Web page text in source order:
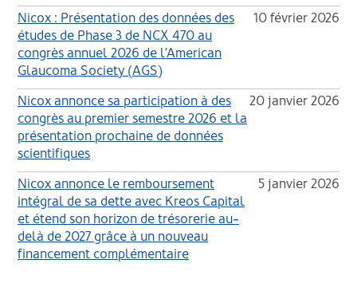
Nicox : Présentation des données des
études de Phase 3 de NCX 470 au
congrès annuel 2026 de l’American
Glaucoma Society (AGS)
10 février 2026
Nicox annonce sa participation à des
congrès au premier semestre 2026 et la
présentation prochaine de données
scientifiques
20 janvier 2026
Nicox annonce le remboursement
intégral de sa dette avec Kreos Capital
et étend son horizon de trésorerie au-
delà de 2027 grâce à un nouveau
financement complémentaire
5 janvier 2026